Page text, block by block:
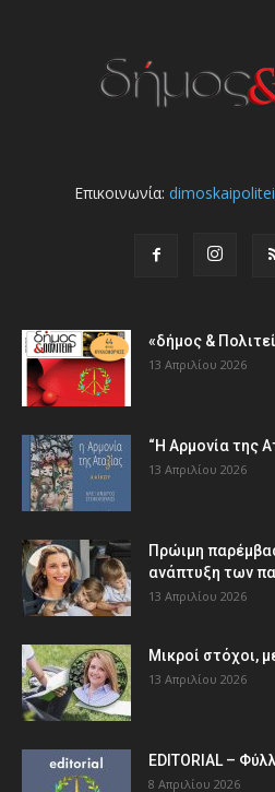
Επικοινωνία:
«δήμος &
13 Απριλίου 2026
“Η Αρμονία της
13 Απριλίου 2026
Πρώιμη
ανάπτυξη των
13 Απριλίου 2026
Μικροί στόχοι,
13 Απριλίου 2026
EDITORIAL –
8 Απριλίου 2026